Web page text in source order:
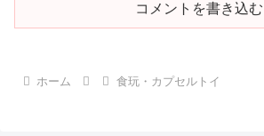
コメントを書き込む
ホーム 食玩・カプセルトイ